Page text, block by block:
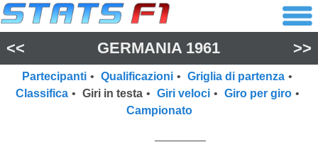
<< GERMANIA 1961 >>
Partecipanti • Qualificazioni • Griglia di partenza •
Classifica • Giri in testa • Giri veloci • Giro per giro •
Campionato